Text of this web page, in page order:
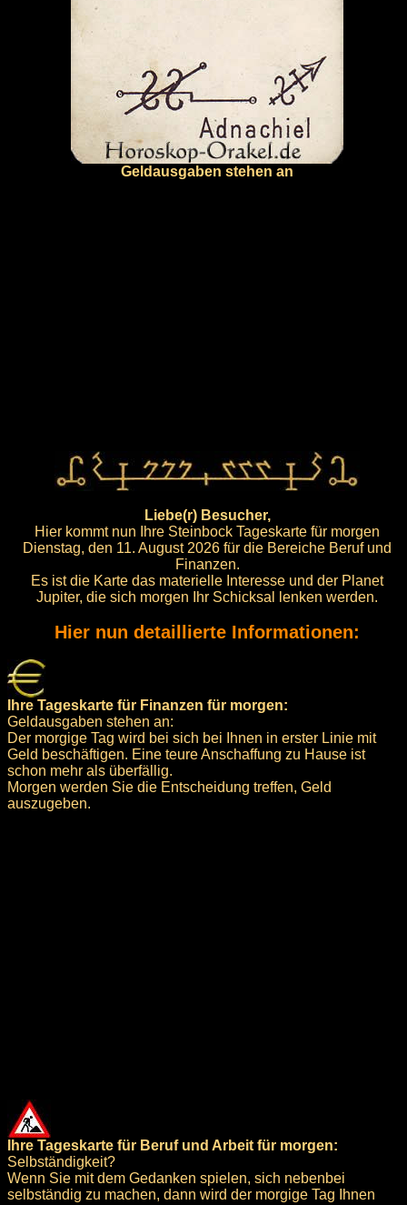
Geldausgaben stehen an
Liebe(r) Besucher,
Hier kommt nun Ihre Steinbock Tageskarte für morgen
Dienstag, den 11. August 2026 für die Bereiche Beruf und
Finanzen.
Es ist die Karte das materielle Interesse und der Planet
Jupiter, die sich morgen Ihr Schicksal lenken werden.
Hier nun detaillierte Informationen:
Ihre Tageskarte für Finanzen für morgen:
Geldausgaben stehen an:
Der morgige Tag wird bei sich bei Ihnen in erster Linie mit
Geld beschäftigen. Eine teure Anschaffung zu Hause ist
schon mehr als überfällig.
Morgen werden Sie die Entscheidung treffen, Geld
auszugeben.
Ihre Tageskarte für Beruf und Arbeit für morgen:
Selbständigkeit?
Wenn Sie mit dem Gedanken spielen, sich nebenbei
selbständig zu machen, dann wird der morgige Tag Ihnen